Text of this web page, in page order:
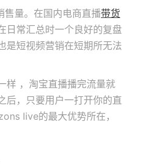
售量。在国内电商直播带货
日常汇总时一个良好的复盘
是短视频营销在短期所无法
样 ，淘宝直播播完流量就
后，只要用户一打开你的直
live的最大优势所在，